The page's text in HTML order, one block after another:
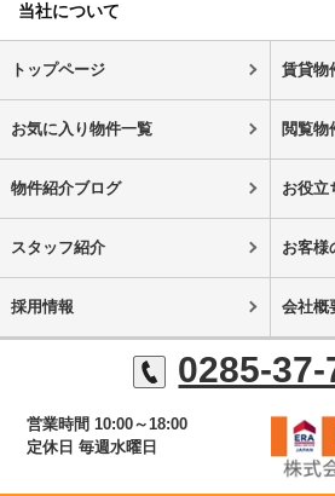
当社について
トップページ 賃貸物
お気に入り物件一覧 閲覧物
物件紹介ブログ お役立
スタッフ紹介 お客様
採用情報 会社概
0285-37-
営業時間 10:00～18:00
定休日 毎週水曜日